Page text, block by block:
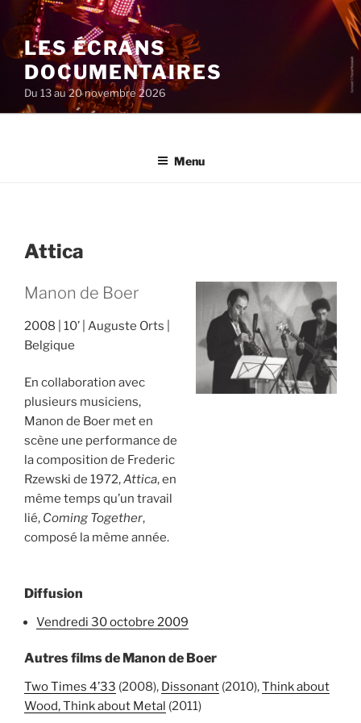
au
contenu
principal
LES ÉCRANS
DOCUMENTAIRES
Du 13 au 20 novembre 2026
Menu
Attica
Manon de Boer
2008 10’
Auguste Orts
Belgique
En collaboration avec
plusieurs musiciens,
Manon de Boer met en
scène une performance de
la composition de Frederic
Rzewski de 1972,Attica, en
même temps qu’un travail
lié, Coming Together,
composé la même année.
Diffusion
vendredi 30 octobre 2009
Autres films de Manon de Boer
Two Times 4’33 (2008), Dissonant (2010),Think about
Wood, Think about Metal (2011)